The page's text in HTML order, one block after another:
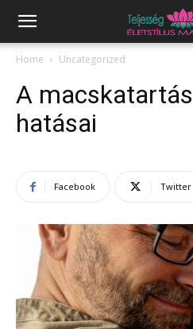
Home Uncategorized
A
hatásai
Facebook Twitter